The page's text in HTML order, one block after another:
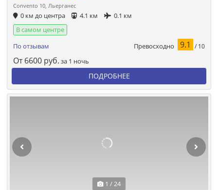
Convento 10, Льерганес
0 км до центра 4.1 км
0.1 км
В самом центре
По отзывам
Превосходно 9.1 / 10
От 6600 руб. за 1 ночь
ПОДРОБНЕЕ
1 / 24